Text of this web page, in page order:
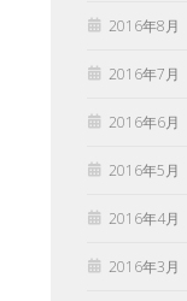
2016年8月
2016年7月
2016年6月
2016年5月
2016年4月
2016年3月